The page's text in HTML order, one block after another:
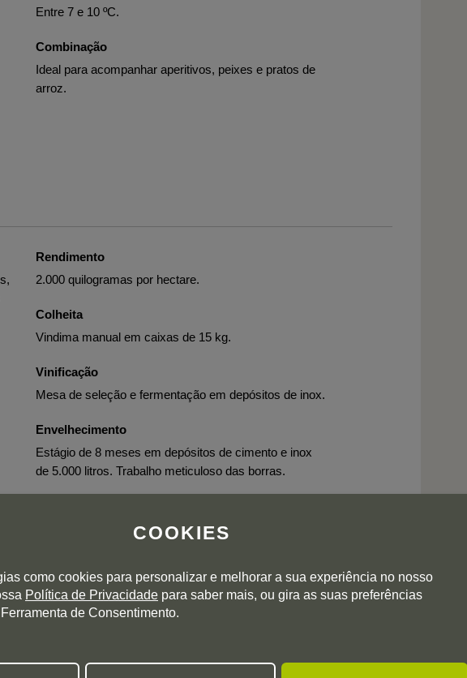
Entre 7 e 10 ºC.
Combinação
Ideal para acompanhar aperitivos, peixes e pratos de
arroz.
Rendimento
2.000 quilogramas por hectare.
Colheita
Vindima manual em caixas de 15 kg.
Vinificação
Mesa de seleção e fermentação em depósitos de inox.
Envelhecimento
Estágio de 8 meses em depósitos de cimento e inox
de 5.000 litros. Trabalho meticuloso das borras.
Engarrafado por decantação de acordo com o ciclo
COOKIES
como cookies para personalizar e melhorar a sua experiência no nosso
Política de Privacidade para saber mais, ou gira as suas preferências
de Consentimento.